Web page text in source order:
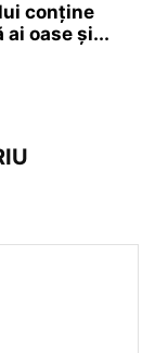
conține
ai oase și...